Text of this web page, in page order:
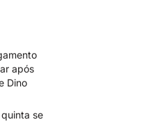
após
Dino
se